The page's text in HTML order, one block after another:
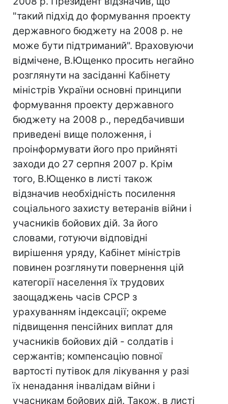
"такий підхід до формування проекту
державного бюджету на 2008 р. не
може бути підтриманий". Враховуючи
відмічене, В.Ющенко просить негайно
розглянути на засіданні Кабінету
міністрів України основні принципи
формування проекту державного
бюджету на 2008 р., передбачивши
приведені вище положення, і
проінформувати його про прийняті
заходи до 27 серпня 2007 р. Крім
того, В.Ющенко в листі також
відзначив необхідність посилення
соціального захисту ветеранів війни і
учасників бойових дій. За його
словами, готуючи відповідні
вирішення уряду, Кабінет міністрів
повинен розглянути повернення цій
категорії населення їх трудових
заощаджень часів СРСР з
урахуванням індексації; окреме
підвищення пенсійних виплат для
учасників бойових дій - солдатів і
сержантів; компенсацію повної
вартості путівок для лікування у разі
їх ненадання інвалідам війни і
учасникам бойових дій. Також, в листі